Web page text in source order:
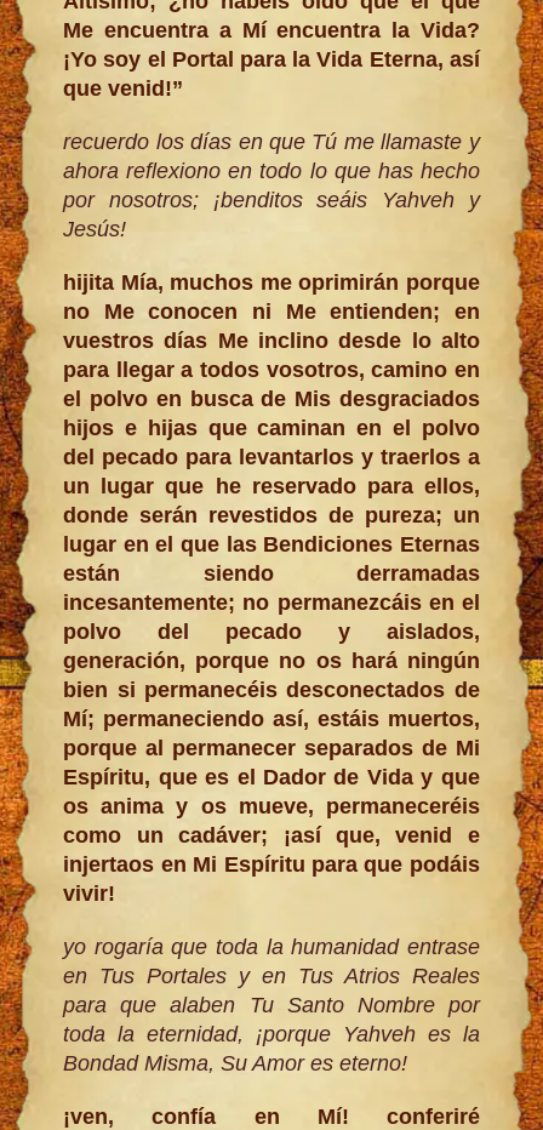
Me encuentra a Mí encuentra la Vida?
¡Yo soy el Portal para la Vida Eterna, así
que venid!”
recuerdo los días en que Tú me llamaste y
ahora reflexiono en todo lo que has hecho
por nosotros; ¡benditos seáis Yahveh y
Jesús!
hijita Mía, muchos me oprimirán porque
no Me conocen ni Me entienden; en
vuestros días Me inclino desde lo alto
para llegar a todos vosotros, camino en
el polvo en busca de Mis desgraciados
hijos e hijas que caminan en el polvo
del pecado para levantarlos y traerlos a
un lugar que he reservado para ellos,
donde serán revestidos de pureza; un
lugar en el que las Bendiciones Eternas
están siendo derramadas
incesantemente; no permanezcáis en el
polvo del pecado y aislados,
generación, porque no os hará ningún
bien si permanecéis desconectados de
Mí; permaneciendo así, estáis muertos,
porque al permanecer separados de Mi
Espíritu, que es el Dador de Vida y que
os anima y os mueve, permaneceréis
como un cadáver; ¡así que, venid e
injertaos en Mi Espíritu para que podáis
vivir!
yo rogaría que toda la humanidad entrase
en Tus Portales y en Tus Atrios Reales
para que alaben Tu Santo Nombre por
toda la eternidad, ¡porque Yahveh es la
Bondad Misma, Su Amor es eterno!
¡ven, confía en Mí! conferiré